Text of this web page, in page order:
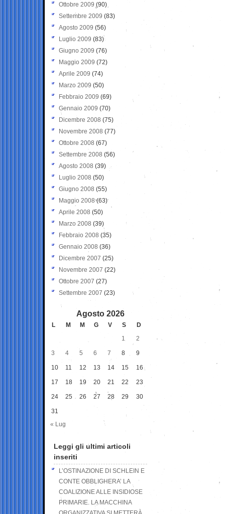
Ottobre 2009 (90)
Settembre 2009 (83)
Agosto 2009 (56)
Luglio 2009 (83)
Giugno 2009 (76)
Maggio 2009 (72)
Aprile 2009 (74)
Marzo 2009 (50)
Febbraio 2009 (69)
Gennaio 2009 (70)
Dicembre 2008 (75)
Novembre 2008 (77)
Ottobre 2008 (67)
Settembre 2008 (56)
Agosto 2008 (39)
Luglio 2008 (50)
Giugno 2008 (55)
Maggio 2008(63)
Aprile 2008 (50)
Marzo 2008 (39)
Febbraio 2008 (35)
Gennaio 2008 (36)
Dicembre 2007 (25)
Novembre 2007 (22)
Ottobre 2007 (27)
Settembre 2007 (23)
Agosto 2026
L M M G V S
D
1
2
3 4 5 6 7 8 9
10 11 12 13 14 15 16
17 18 19 20 21 22 23
24 25 26 27 28 29 30
31
« Lug
Leggi gli ultimi articoli
inseriti
L’OSTINAZIONE DI SCHLEIN E
CONTE OBBLIGHERA’ LA
COALIZIONE ALLE INSIDIOSE
PRIMARIE. LA MACCHINA